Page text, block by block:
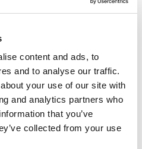
content and ads, to
and to analyse our traffic.
your use of our site with
and analytics partners who
that you’ve
collected from your use